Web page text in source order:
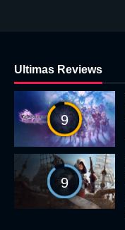
Ultimas Reviews
9
9